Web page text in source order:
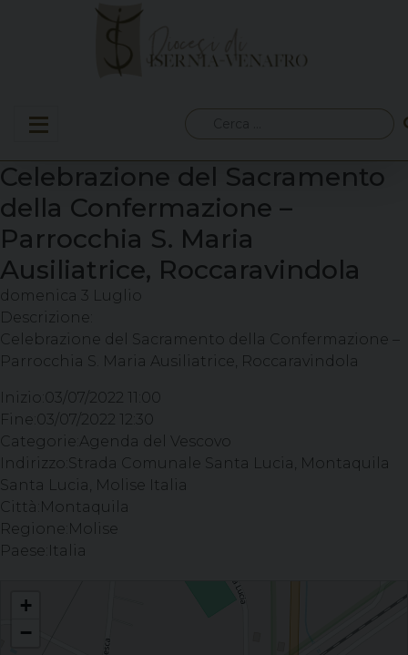
per:
Celebrazione del Sacramento
della Confermazione –
Parrocchia S. Maria
Ausiliatrice, Roccaravindola
domenica 3 Luglio
Descrizione:
Celebrazione del Sacramento della Confermazione –
Parrocchia S. Maria Ausiliatrice, Roccaravindola
Inizio: 03/07/2022 11:00
Fine: 03/07/2022 12:30
Categorie: Agenda del Vescovo
Indirizzo: Strada Comunale Santa Lucia, Montaquila
Santa Lucia, Molise Italia
Città: Montaquila
Regione: Molise
Paese: Italia
Celebrazione del Sacramento della Confermazione - Parrocchia S. Maria
Ausiliatrice, Roccaravindola
+
−